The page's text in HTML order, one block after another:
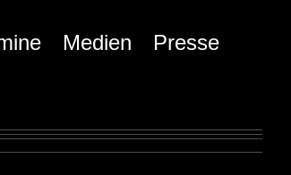
Medien Presse